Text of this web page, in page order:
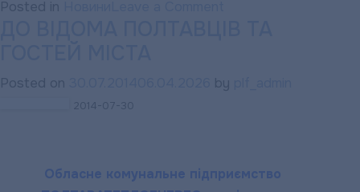
Posted in
споживачів
населення)
Posted on by
2014-07-30
Обласне комунальне підприємство